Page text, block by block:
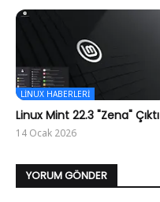
LINUX HABERLERI
Linux Mint 22.3 "Zena" Çıktı
14 Ocak 2026
YORUM GÖNDER